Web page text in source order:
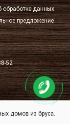
обработке данных
предложение
52
домов из бруса.